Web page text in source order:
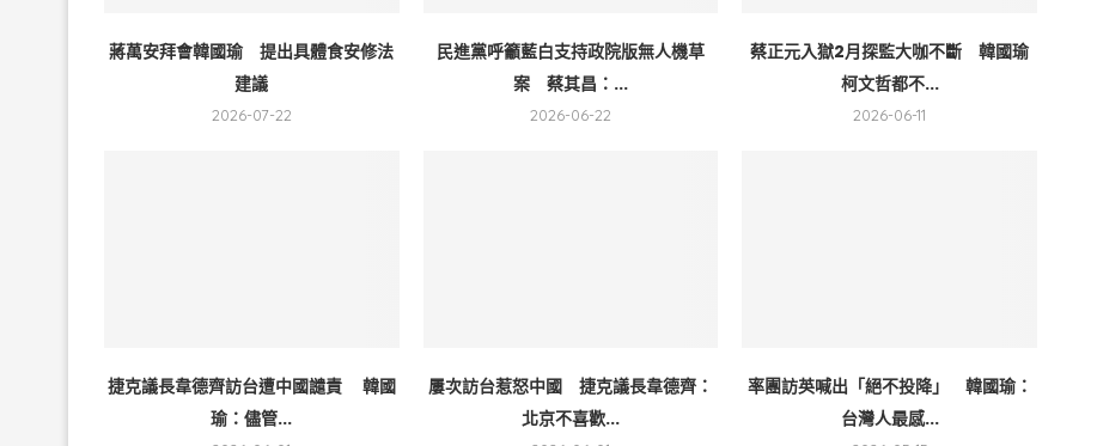
蔣萬安拜會韓國瑜 提出具體食安修法
建議
2026-07-22
民進黨呼籲藍白支持政院版無人機草
案 蔡其昌：...
2026-06-22
蔡正元入獄2月探監大咖不斷 韓國瑜
柯文哲都不...
2026-06-11
捷克議長韋德齊訪台遭中國譴責 韓國
瑜：儘管...
屢次訪台惹怒中國 捷克議長韋德齊：
北京不喜歡...
率團訪英喊出「絕不投降」 韓國瑜：
台灣人最感...